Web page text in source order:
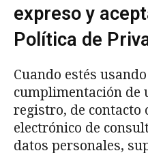
expreso y
Política de
Cuando estés
cumplimentación de
registro, de contacto
electrónico de
datos personales,